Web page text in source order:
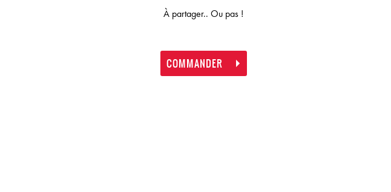
À partager.. Ou pas !
COMMANDER